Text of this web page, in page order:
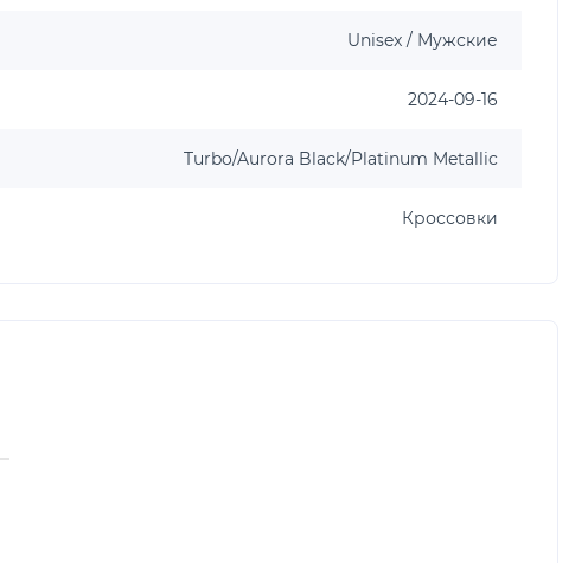
Unisex / Мужские
2024-09-16
Turbo/Aurora Black/Platinum Metallic
Кроссовки